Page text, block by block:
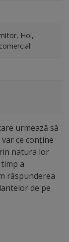
Hol,
urmează să
ce conține
natura lor
a
răspunderea
de pe